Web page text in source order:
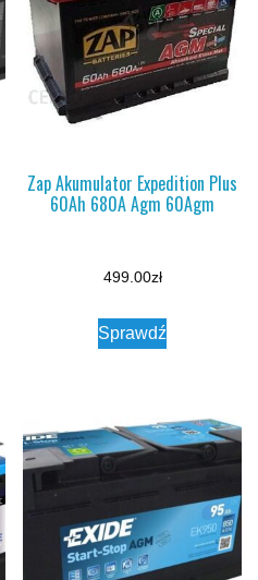
Zap Akumulator Expedition Plus
60Ah 680A Agm 60Agm
499.00zł
Sprawdź